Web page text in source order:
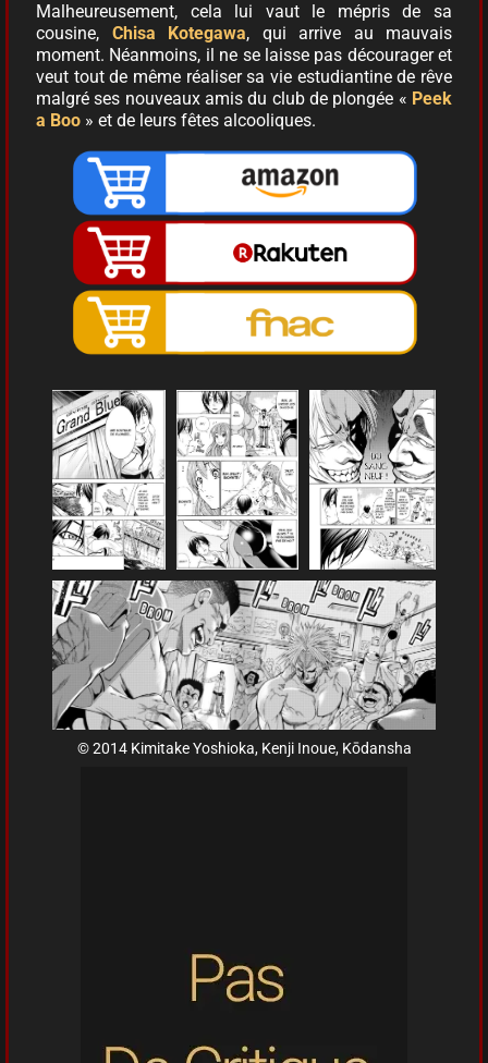
Malheureusement, cela lui vaut le mépris de sa
cousine, Chisa Kotegawa, qui arrive au mauvais
moment. Néanmoins, il ne se laisse pas décourager et
veut tout de même réaliser sa vie estudiantine de rêve
malgré ses nouveaux amis du club de plongée « Peek
a Boo » et de leurs fêtes alcooliques.
© 2014 Kimitake Yoshioka, Kenji Inoue, Kōdansha